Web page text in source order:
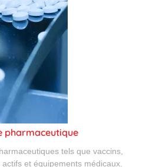
pharmaceutique
tels que vaccins,
et équipements médicaux.